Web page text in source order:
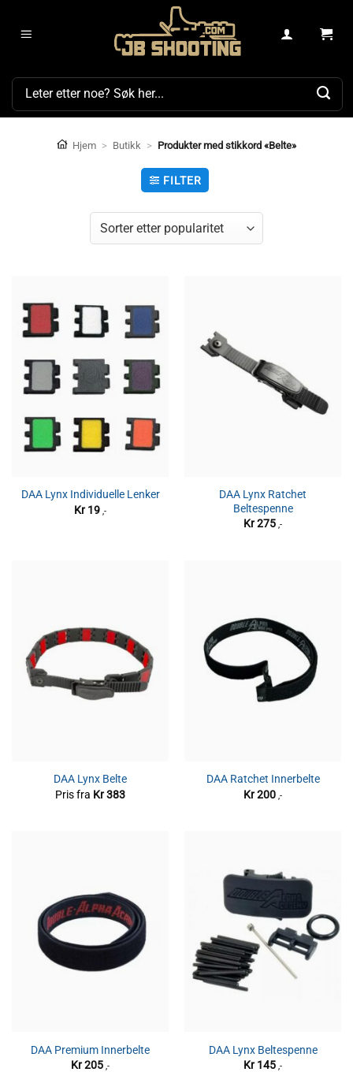
Søk
Hjem > Butikk > Produkter med stikkord «Belte»
FILTER
DAA Lynx Individuelle Lenker
Kr19 ,-
DAA Lynx Ratchet
Beltespenne
Kr275 ,-
DAA Lynx Belte
Pris fra Kr383
DAA Ratchet Innerbelte
Kr200 ,-
DAA Premium Innerbelte
Kr205 ,-
DAA Lynx Beltespenne
Kr145 ,-